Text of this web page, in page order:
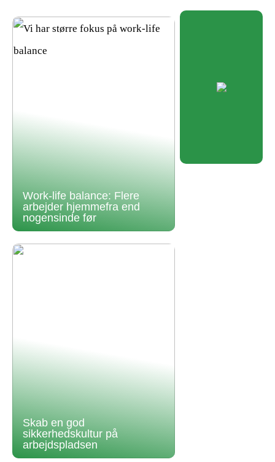
Work-life balance: Flere
arbejder hjemmefra end
nogensinde før
Skab en god
sikkerhedskultur på
arbejdspladsen